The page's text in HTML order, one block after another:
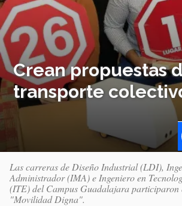
Crean propuestas
transporte
Las carreras de Diseño Industrial (LDI),
Administrador (IMA) e Ingeniero en
(ITE) del Campus Guadalajara participaron
"Movilidad Digna".